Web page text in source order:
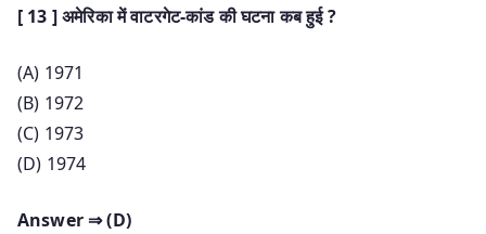
[ 13 ] अमेरिका में वाटरगेट-कांड की घटना कब हुई ?
(A) 1971
(B) 1972
(C) 1973
(D) 1974
Answer ⇒ (D)